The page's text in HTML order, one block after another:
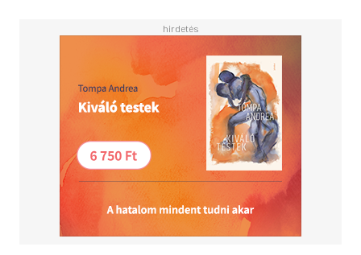
kapcsolatotok működését, és közös erővel felül tudjatok
megélhessétek a szeretetteljes mindennapokat.
Forgasd haszonnal a könyvet, és mondj igent a
kapcsolatod új, boldogabb verziójára!
LASKAI NELLI házassági tanácsadó, NLP-tréner, a
boldognaklenni.hu oldal szerzője. A Berkeley Egyetemen
és az NLP képzéseken tanult -- a mindennapokba könnyen
beemelhető -- önsegítő technikákra épülő gyakorlataival
Több mint tíz éve segíti a párok ön-társ- és párkapcsolati
ismeretét.